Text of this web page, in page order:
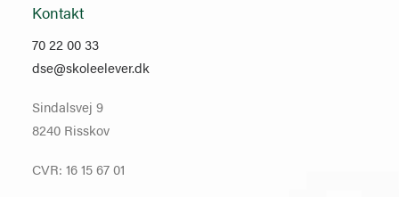
Kontakt
70 22 00 33
dse@skoleelever.dk
Sindalsvej 9
8240 Risskov
CVR: 16 15 67 01